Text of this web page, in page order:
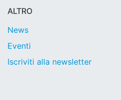
ALTRO
News
Eventi
Iscriviti alla newsletter